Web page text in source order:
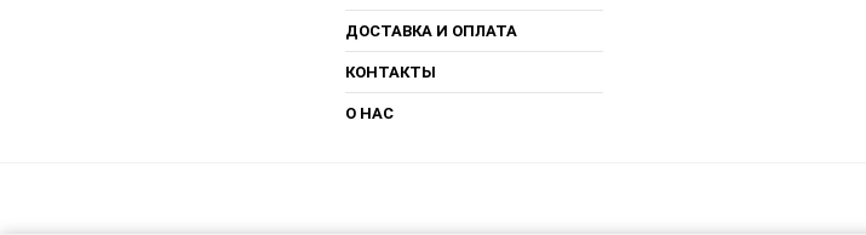
ДОСТАВКА И ОПЛАТА
КОНТАКТЫ
О НАС